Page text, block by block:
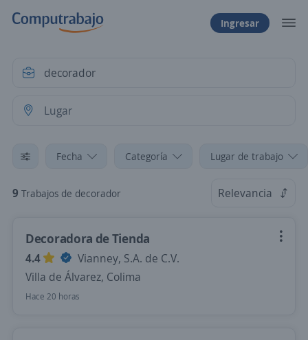
Ingresar
Fecha Categoría Lugar de trabajo
9 Trabajos de decorador Relevancia
Decoradora de Tienda
4.4
Vianney, S.A. de C.V.
Villa de Álvarez, Colima
Hace 20 horas